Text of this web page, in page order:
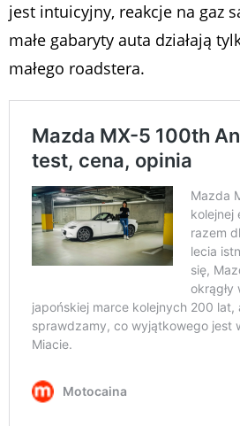
jest intuicyjny, reakcje na gaz
małe gabaryty auta działają
małego roadstera.